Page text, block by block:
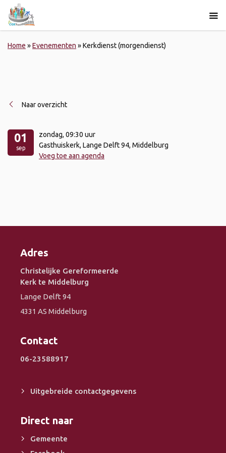
Home »Evenementen »Kerkdienst (morgendienst)
Naar overzicht
01
sep
zondag, 09:30 uur
Gasthuiskerk, Lange Delft 94, Middelburg
Voeg toe aan agenda
Adres
Christelijke Gereformeerde
Kerk te Middelburg
Lange Delft 94
4331 AS Middelburg
Contact
06-23588917
Uitgebreide contactgegevens
Direct naar
Gemeente